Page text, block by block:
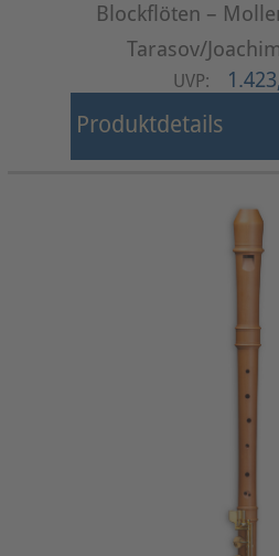
Blockflöten –
Tarasov/
UVP:
Produktdetails